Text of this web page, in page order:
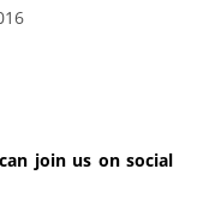
join us on social